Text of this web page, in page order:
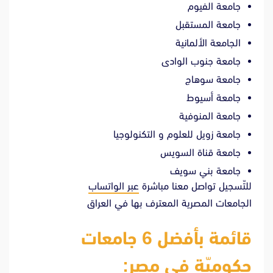
جامعة الفيوم
جامعة المستقبل
الجامعة الألمانية
جامعة جنوب الوادى
جامعة سوهاج
جامعة أسيوط
جامعة المنوفية
جامعة زويل للعلوم و التكنولوجيا
جامعة قناة السويس
جامعة بني سويف
للتّسجيل تواصل معنا مباشرة عبر الواتساب
الجامعات المصرية المعترف بها في العراق
قائمة بأفضل 6 جامعات
حكوميّة في مصر: